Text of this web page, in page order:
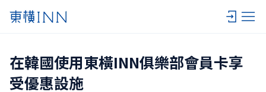
在韓國使用東橫INN俱樂部會員卡享
受優惠設施